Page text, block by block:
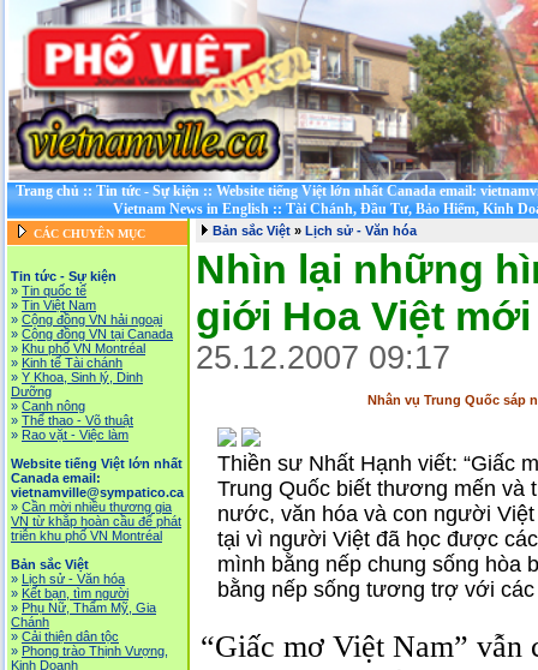
Trang chủ::Tin tức - Sự kiện::Website tiếng Việt lớn nhất Canada email:
Vietnam News in English::Tài Chánh, Đầu Tư, Bảo Hiểm, Kinh
CÁC CHUYÊN MỤC
Tin tức - Sự kiện
» Tin quốc tế
» Tin Việt Nam
» Cộng đồng VN hải ngoại
» Cộng đồng VN tại Canada
» Khu phố VN Montréal
» Kinh tế Tài chánh
» Y Khoa, Sinh lý, Dinh
Dưỡng
» Canh nông
» Thể thao - Võ thuật
» Rao vặt - Việc làm
Website tiếng Việt lớn nhất
Canada email:
vietnamville@sympatico.ca
» Cần mời nhiều thương gia
VN từ khắp hoàn cầu để phát
triễn khu phố VN Montréal
Bản sắc Việt
» Lịch sử - Văn hóa
» Kết bạn, tìm người
» Phụ Nữ, Thẩm Mỹ, Gia
Chánh
» Cải thiện dân tộc
» Phong trào Thịnh Vượng,
Kinh Doanh
Bản sắc Việt » Lịch sử - Văn hóa
Nhìn lại những
giới Hoa Việt
25.12.2007 09:17
Nhân vụ Trung Quốc sáp
Thiền sư Nhất Hạnh viết: “Giấc
Trung Quốc biết thương mến
nước, văn hóa và con người
tại vì người Việt đã học được
mình bằng nếp chung sống hòa
bằng nếp sống tương trợ với
“Giấc mơ Việt Nam” vẫn